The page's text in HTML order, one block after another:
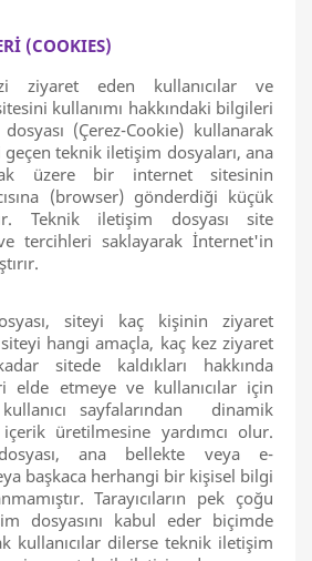
(COOKIES)
ziyaret eden kullanıcılar ve
kullanımı hakkındaki bilgileri
(Çerez-Cookie) kullanarak
teknik iletişim dosyaları, ana
üzere bir internet sitesinin
(browser) gönderdiği küçük
Teknik iletişim dosyası site
tercihleri saklayarak İnternet'in
siteyi kaç kişinin ziyaret
hangi amaçla, kaç kez ziyaret
sitede kaldıkları hakkında
elde etmeye ve kullanıcılar için
sayfalarından dinamik
üretilmesine yardımcı olur.
ana bellekte veya e-
başkaca herhangi bir kişisel bilgi
Tarayıcıların pek çoğu
dosyasını kabul eder biçimde
kullanıcılar dilerse teknik iletişim